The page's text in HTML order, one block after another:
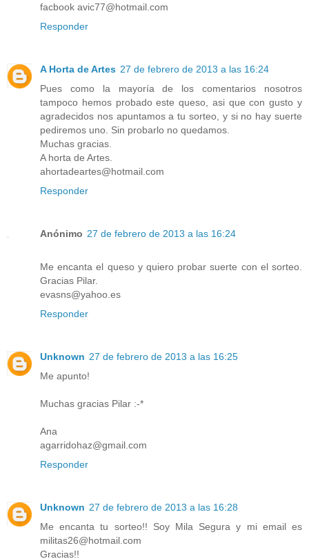
facbook avic77@hotmail.com
Responder
A Horta de Artes 27 de febrero de 2013 a las 16:24
Pues como la mayoría de los comentarios nosotros
tampoco hemos probado este queso, asi que con gusto y
agradecidos nos apuntamos a tu sorteo, y si no hay suerte
pediremos uno. Sin probarlo no quedamos.
Muchas gracias.
A horta de Artes.
ahortadeartes@hotmail.com
Responder
Anónimo 27 de febrero de 2013 a las 16:24
Me encanta el queso y quiero probar suerte con el sorteo.
Gracias Pilar.
evasns@yahoo.es
Responder
Unknown 27 de febrero de 2013 a las 16:25
Me apunto!
Muchas gracias Pilar :-*
Ana
agarridohaz@gmail.com
Responder
Unknown 27 de febrero de 2013 a las 16:28
Me encanta tu sorteo!! Soy Mila Segura y mi email es
militas26@hotmail.com
Gracias!!